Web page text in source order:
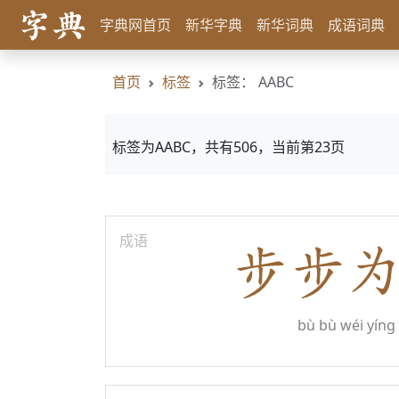
字典网首页 新华字典 新华词典 成语词典
首页 标签 标签： AABC
标签为AABC，共有506，当前第23页
成语
bù bù wéi yíng